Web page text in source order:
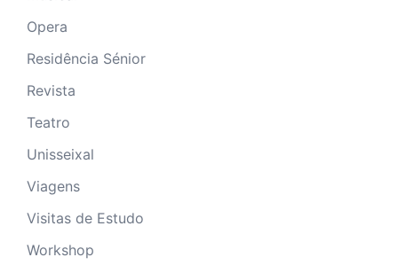
Opera
Residência Sénior
Revista
Teatro
Unisseixal
Viagens
Visitas de Estudo
Workshop